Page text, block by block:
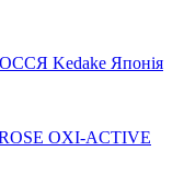
Kedake Японія
OXI-ACTIVE